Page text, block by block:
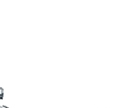
集国内提取设备之精
用上大下小。上大：沸